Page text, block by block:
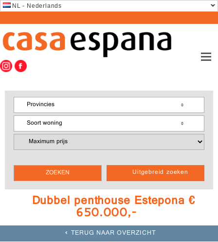
NL - Nederlands
Uitgebreid zoeken
Provincies
Soort woning
Dubbel penthouse Estepona €
650.000,-
TERUG NAAR OVERZICHT